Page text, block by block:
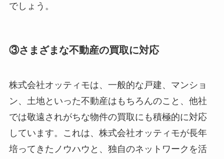
でしょう。
③さまざまな不動産の買取に対応
株式会社オッティモは、一般的な戸建、マンショ
ン、土地といった不動産はもちろんのこと、他社
では敬遠されがちな物件の買取にも積極的に対応
しています。これは、株式会社オッティモが長年
培ってきたノウハウと、独自のネットワークを活